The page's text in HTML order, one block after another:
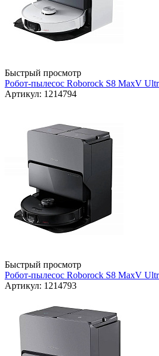
Быстрый просмотр
Робот-пылесос Roborock S8 MaxV
Артикул: 1214794
Быстрый просмотр
Робот-пылесос Roborock S8 MaxV
Артикул: 1214793